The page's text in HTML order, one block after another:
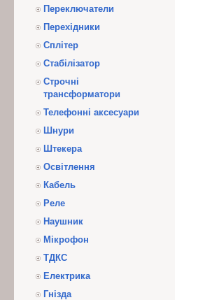
Переключатели
Перехідники
Сплітер
Стабілізатор
Строчні
трансформатори
Телефонні аксесуари
Шнури
Штекера
Освітлення
Кабель
Реле
Наушник
Мікрофон
ТДКС
Електрика
Гнізда